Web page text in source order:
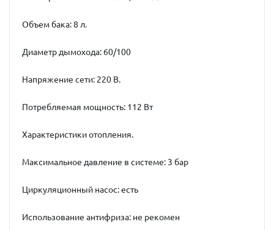
Объем бака: 8 л.
Диаметр дымохода: 60/100
Напряжение сети: 220 В.
Потребляемая мощность: 112 Вт
Характеристики отопления.
Максимальное давление в системе: 3 бар
Циркуляционный насос: есть
Использование антифриза: не рекомен